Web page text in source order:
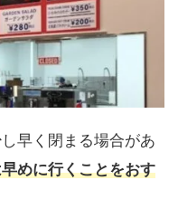
早く閉まる場合があ
めに行くことをおす